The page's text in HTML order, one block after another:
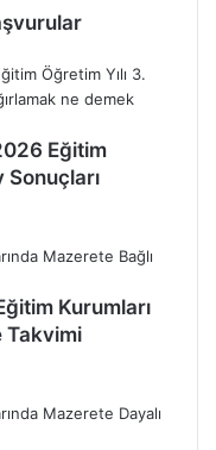
Eğitim
Sonuçları
Kurumları
Takvimi